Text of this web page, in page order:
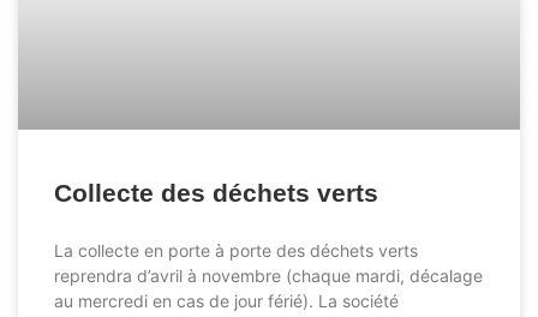
Collecte des déchets verts
La collecte en porte à porte des déchets verts
reprendra d’avril à novembre (chaque mardi, décalage
au mercredi en cas de jour férié). La société